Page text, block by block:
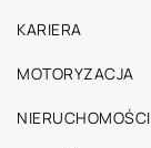
KARIERA
MOTORYZACJA
NIERUCHOMOŚCI